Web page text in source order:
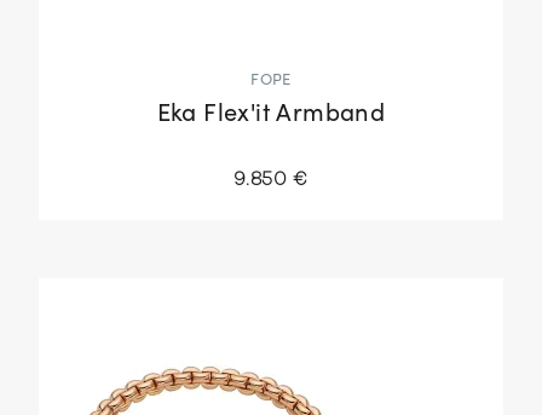
FOPE
Eka Flex'it Armband
9.850 €